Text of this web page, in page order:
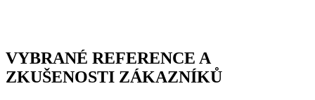
VYBRANÉ REFERENCE A
ZKUŠENOSTI ZÁKAZNÍKŮ